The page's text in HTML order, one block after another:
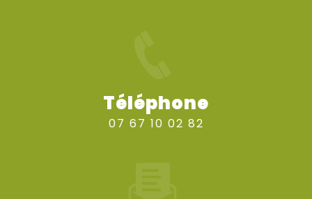
Téléphone
07 67 10 02 82